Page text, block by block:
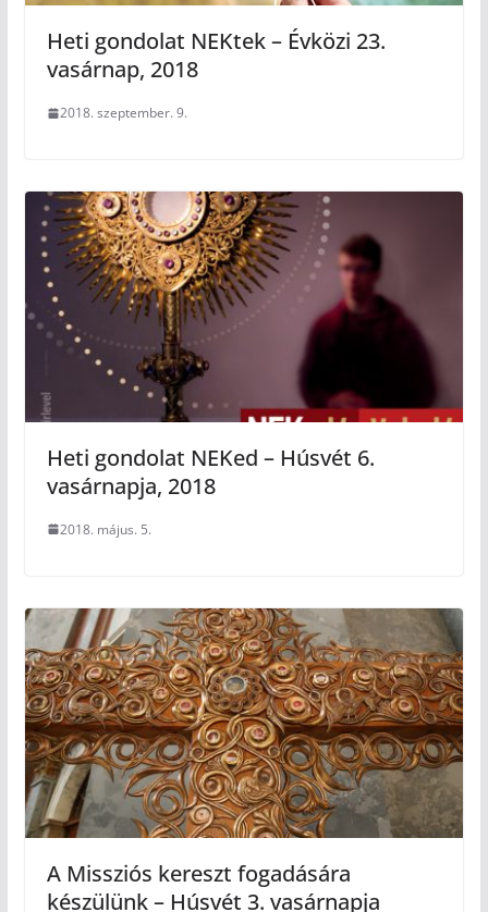
Heti gondolat NEKtek – Évközi 23.
vasárnap, 2018
2018. szeptember. 9.
Heti gondolat NEKed – Húsvét 6.
vasárnapja, 2018
2018. május. 5.
A Missziós kereszt fogadására
készülünk – Húsvét 3. vasárnapja